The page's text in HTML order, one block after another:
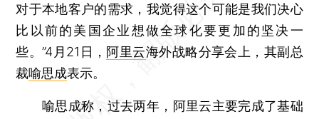
对于本地客户的需求，我觉得这个可能是我们决心
比以前的美国企业想做全球化要更加的坚决一
些。”4月21日， 阿里云海外战略分享会上，其副总
裁喻思成表示。
喻思成称，过去两年，阿里云主要完成了基础